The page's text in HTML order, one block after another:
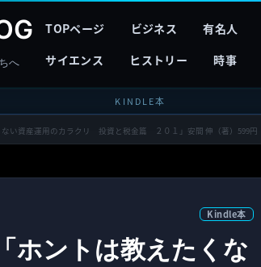
へ
TOPページ ビジネス 有名人
サイエンス
ヒストリー 時事
KINDLE本
い資産運用のカラクリ 投資と税金篇 ２０１」安間 伸（著）599円
Kindle本
ホントは教えたくな